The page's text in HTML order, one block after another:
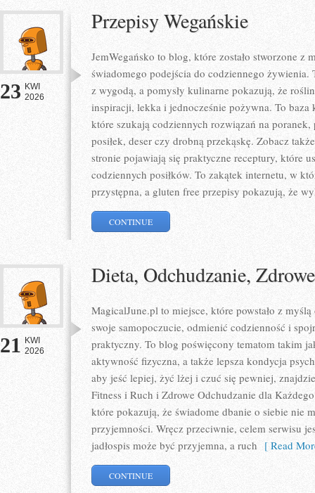
23 KWI
2026
Przepisy Wegańskie
JemWegańsko to blog, które zostało stworzone z
świadomego podejścia do codziennego żywienia.
z wygodą, a pomysły kulinarne pokazują, że
inspiracji, lekka i jednocześnie pożywna. To
które szukają codziennych rozwiązań na
posiłek, deser czy drobną przekąskę. Zobacz
stronie pojawiają się praktyczne receptury, które
codziennych posiłków. To zakątek internetu, w
przystępna, a gluten free przepisy pokazują, że
CONTINUE
21 KWI
2026
Dieta, Odchudzanie,
MagicalJune.pl to miejsce, które powstało z
swoje samopoczucie, odmienić codzienność i
praktyczny. To blog poświęcony tematom takim
aktywność fizyczna, a także lepsza kondycja
aby jeść lepiej, żyć lżej i czuć się pewniej,
Fitness i Ruch i Zdrowe Odchudzanie dla
które pokazują, że świadome dbanie o siebie nie
przyjemności. Wręcz przeciwnie, celem serwisu
jadłospis może być przyjemna, a ruch [ Read
CONTINUE